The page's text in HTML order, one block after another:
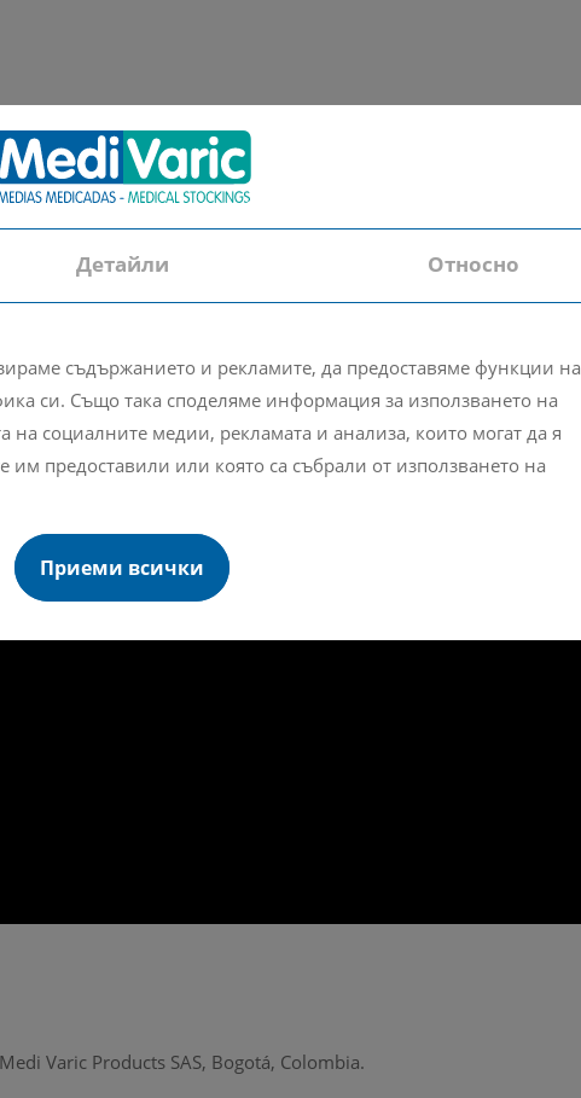
Varic Products SAS, Bogotá, Colombia.
Детайли Относно
съдържанието и рекламите, да предоставяме функции на
си. Също така споделяме информация за използването на
на социалните медии, рекламата и анализа, които могат да я
им предоставили или която са събрали от използването на
Приеми всички